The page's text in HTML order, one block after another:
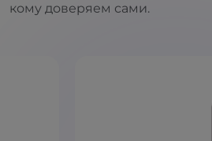
кому доверяем сами.